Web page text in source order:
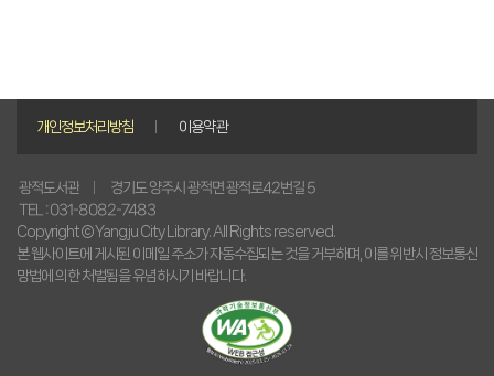
개인정보처리방침 이용약관
광적도서관 경기도 양주시 광적면 광적로42번길 5
TEL : 031-8082-7483
Copyright © Yangju City Library. All Rights reserved.
본 웹사이트에 게시된 이메일 주소가 자동수집되는 것을 거부하며, 이를 위반시 정보통신
망법에 의한 처벌됨을 유념하시기 바랍니다.